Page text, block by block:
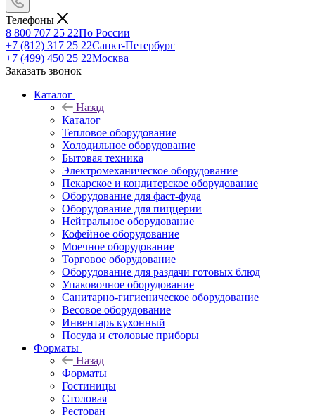
Телефоны
8 800 707 25 22По России
+7 (812) 317 25 22Санкт-Петербург
+7 (499) 450 25 22Москва
Заказать звонок
Каталог
Назад
Каталог
Тепловое оборудование
Холодильное оборудование
Бытовая техника
Электромеханическое оборудование
Пекарское и кондитерское оборудование
Оборудование для фаст-фуда
Оборудование для пиццерии
Нейтральное оборудование
Кофейное оборудование
Моечное оборудование
Торговое оборудование
Оборудование для раздачи готовых блюд
Упаковочное оборудование
Санитарно-гигиеническое оборудование
Весовое оборудование
Инвентарь кухонный
Посуда и столовые приборы
Форматы
Назад
Форматы
Гостиницы
Столовая
Ресторан